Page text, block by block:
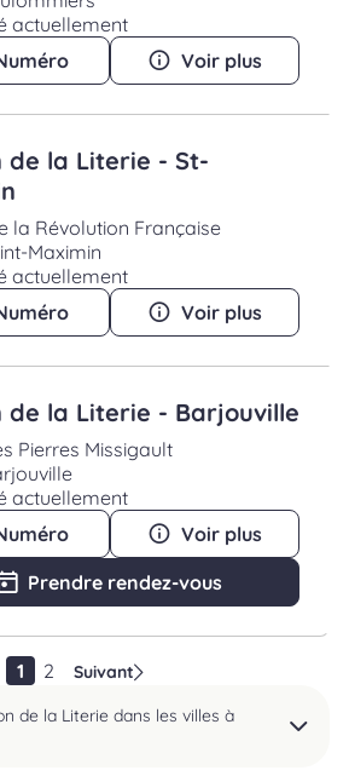
actuellement
Voir plus
de la Literie - St-
la Révolution Française
Maximin
actuellement
Voir plus
de la Literie - Barjouville
Pierres Missigault
actuellement
Voir plus
Prendre rendez-vous
1 2
Suivant
de la Literie dans les villes à